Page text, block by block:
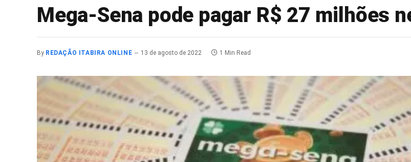
Mega-Sena pode pagar R$ 27 milhões
By REDAÇÃO ITABIRA ONLINE 13 de agosto de 2022 1 Min Read